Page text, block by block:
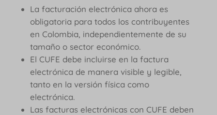
La facturación electrónica ahora es
obligatoria para todos los contribuyentes
en Colombia, independientemente de su
tamaño o sector económico.
El CUFE debe incluirse en la factura
electrónica de manera visible y legible,
tanto en la versión física como
electrónica.
Las facturas electrónicas con CUFE deben